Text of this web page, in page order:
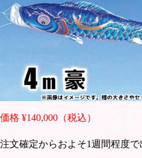
価格 ¥140,000（税込）
注文確定からおよそ1週間程度で